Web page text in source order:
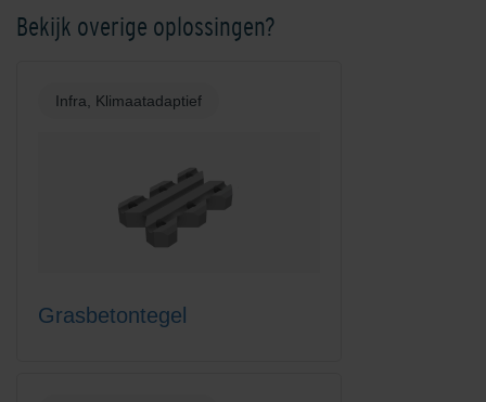
Bekijk overige oplossingen?
Infra, Klimaatadaptief
Grasbetontegel